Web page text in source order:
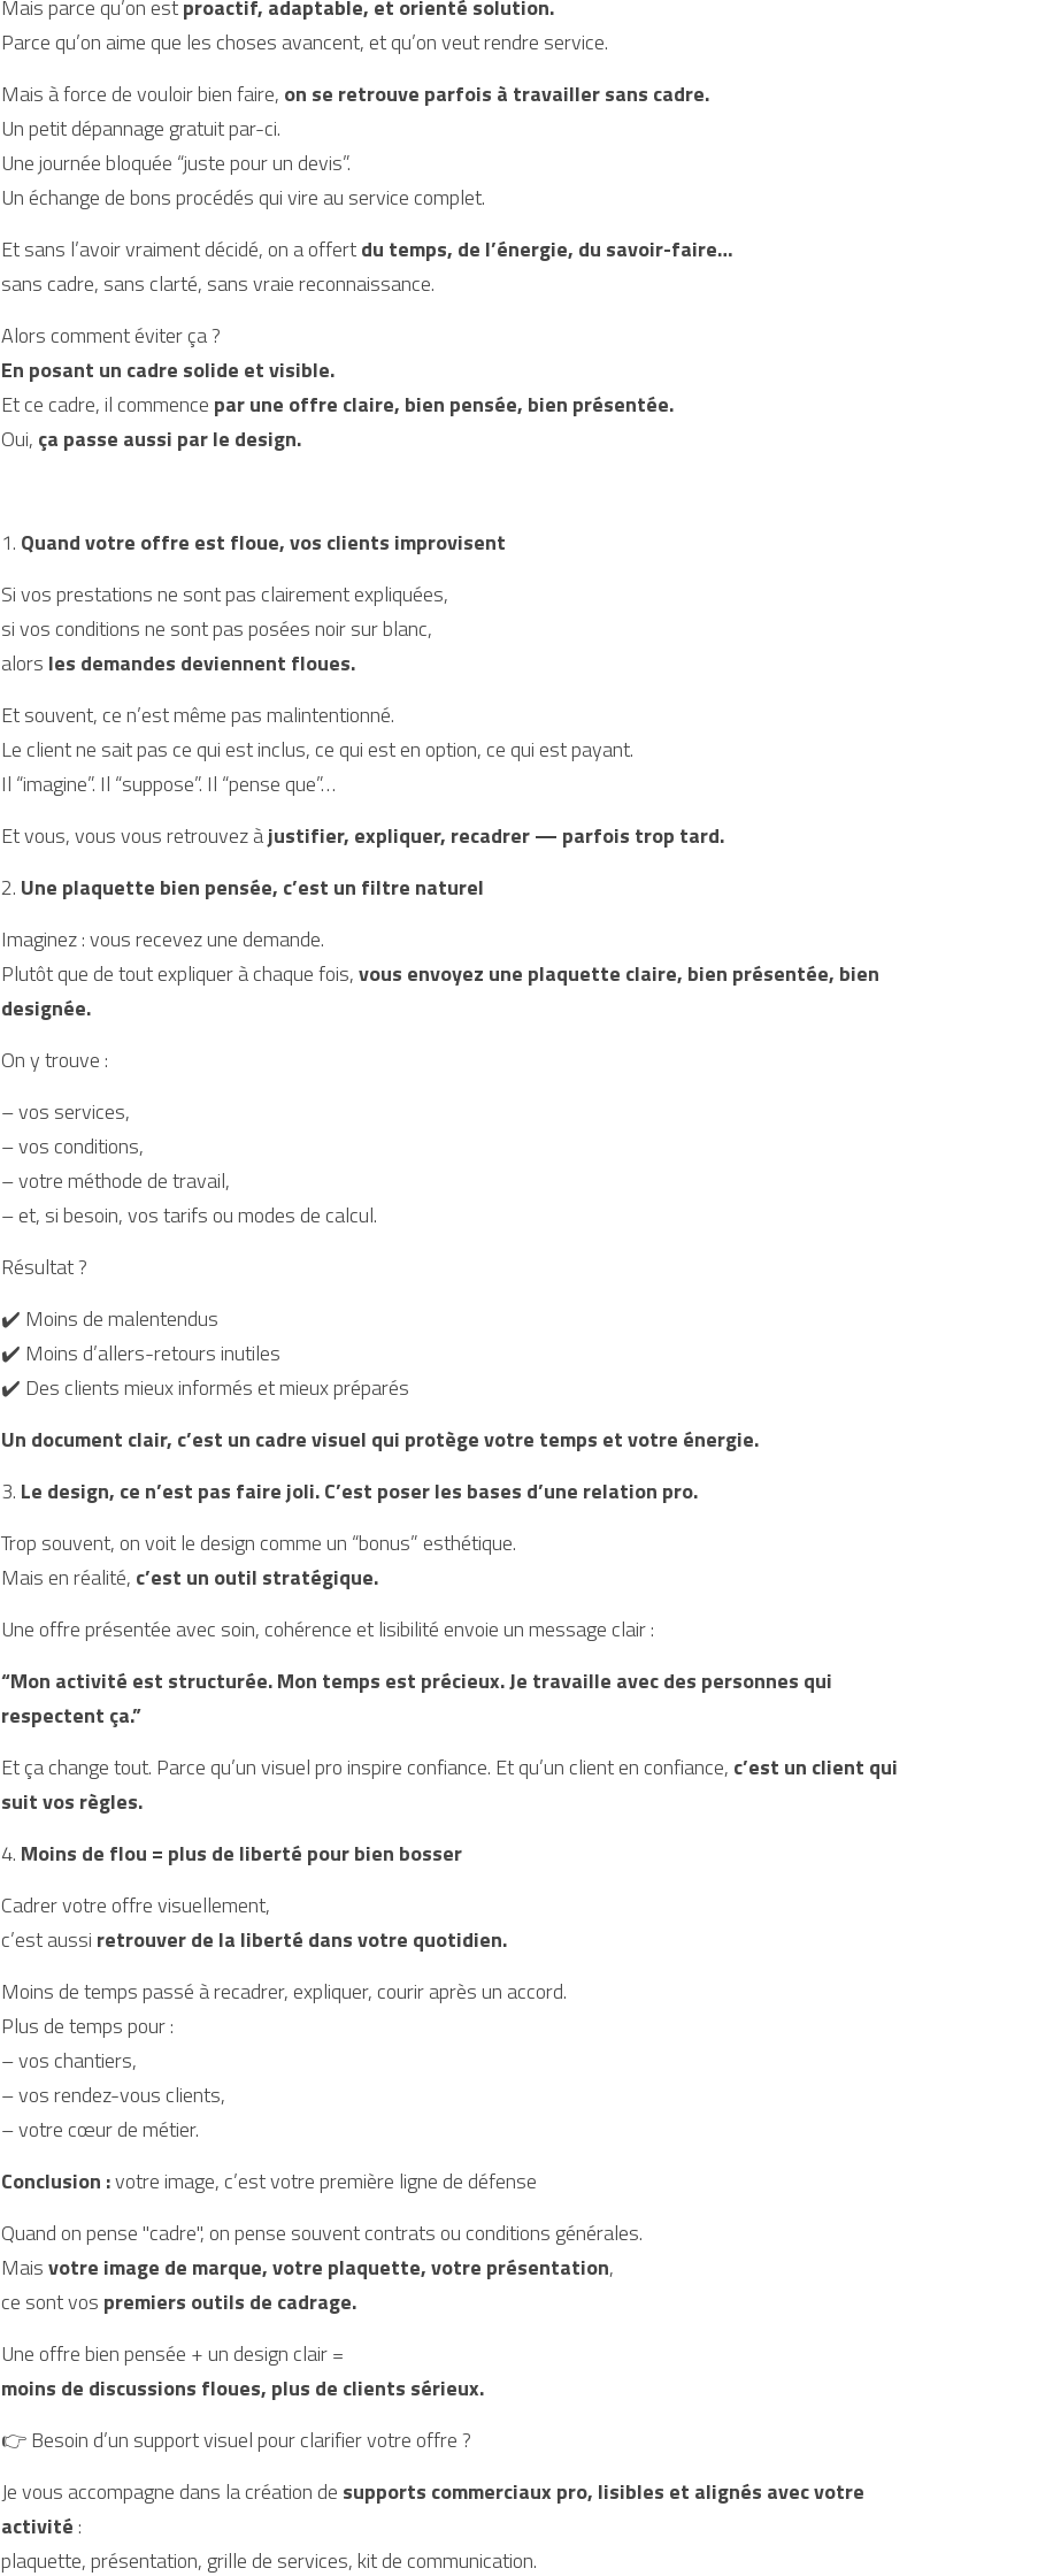
Mais parce qu’on est proactif, adaptable, et orienté solution.
Parce qu’on aime que les choses avancent, et qu’on veut rendre service.
Mais à force de vouloir bien faire, on se retrouve parfois à travailler sans cadre.
Un petit dépannage gratuit par-ci.
Une journée bloquée “juste pour un devis”.
Un échange de bons procédés qui vire au service complet.
Et sans l’avoir vraiment décidé, on a offert du temps, de l’énergie, du savoir-faire…
sans cadre, sans clarté, sans vraie reconnaissance.
Alors comment éviter ça ?
En posant un cadre solide et visible.
Et ce cadre, il commence par une offre claire, bien pensée, bien présentée.
Oui, ça passe aussi par le design.
1. Quand votre offre est floue, vos clients improvisent
Si vos prestations ne sont pas clairement expliquées,
si vos conditions ne sont pas posées noir sur blanc,
alors les demandes deviennent floues.
Et souvent, ce n’est même pas malintentionné.
Le client ne sait pas ce qui est inclus, ce qui est en option, ce qui est payant.
Il “imagine”. Il “suppose”. Il “pense que”…
Et vous, vous vous retrouvez à justifier, expliquer, recadrer — parfois trop tard.
2. Une plaquette bien pensée, c’est un filtre naturel
Imaginez : vous recevez une demande.
Plutôt que de tout expliquer à chaque fois, vous envoyez une plaquette claire, bien présentée, bien
designée.
On y trouve :
– vos services,
– vos conditions,
– votre méthode de travail,
– et, si besoin, vos tarifs ou modes de calcul.
Résultat ?
✔️ Moins de malentendus
✔️ Moins d’allers-retours inutiles
✔️ Des clients mieux informés et mieux préparés
Un document clair, c’est un cadre visuel qui protège votre temps et votre énergie.
3. Le design, ce n’est pas faire joli. C’est poser les bases d’une relation pro.
Trop souvent, on voit le design comme un “bonus” esthétique.
Mais en réalité, c’est un outil stratégique.
Une offre présentée avec soin, cohérence et lisibilité envoie un message clair :
“Mon activité est structurée. Mon temps est précieux. Je travaille avec des personnes qui
respectent ça.”
Et ça change tout. Parce qu’un visuel pro inspire confiance. Et qu’un client en confiance, c’est un client qui
suit vos règles.
4. Moins de flou = plus de liberté pour bien bosser
Cadrer votre offre visuellement,
c’est aussi retrouver de la liberté dans votre quotidien.
Moins de temps passé à recadrer, expliquer, courir après un accord.
Plus de temps pour :
– vos chantiers,
– vos rendez-vous clients,
– votre cœur de métier.
Conclusion : votre image, c’est votre première ligne de défense
Quand on pense "cadre", on pense souvent contrats ou conditions générales.
Mais votre image de marque, votre plaquette, votre présentation,
ce sont vos premiers outils de cadrage.
Une offre bien pensée + un design clair =
moins de discussions floues, plus de clients sérieux.
👉 Besoin d’un support visuel pour clarifier votre offre ?
Je vous accompagne dans la création de supports commerciaux pro, lisibles et alignés avec votre
activité :
plaquette, présentation, grille de services, kit de communication.